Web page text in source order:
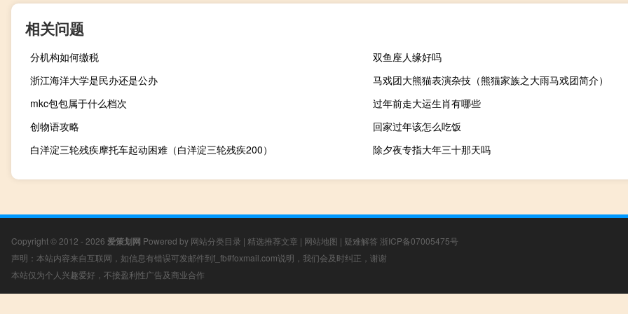
相关问题
分机构如何缴税
双鱼座人缘好吗
浙江海洋大学是民办还是公办
马戏团大熊猫表演杂技（熊猫家族之大雨马戏团简介）
mkc包包属于什么档次
过年前走大运生肖有哪些
创物语攻略
回家过年该怎么吃饭
白洋淀三轮残疾摩托车起动困难（白洋淀三轮残疾200）
除夕夜专指大年三十那天吗
Copyright © 2012 - 2026 爱策划网 Powered by 网站分类目录 | 精选推荐文章 | 网站地图 | 疑难解答 浙ICP备07005475号
声明：本站内容来自互联网，如信息有错误可发邮件到f_fb#foxmail.com说明，我们会及时纠正，谢谢
本站仅为个人兴趣爱好，不接盈利性广告及商业合作